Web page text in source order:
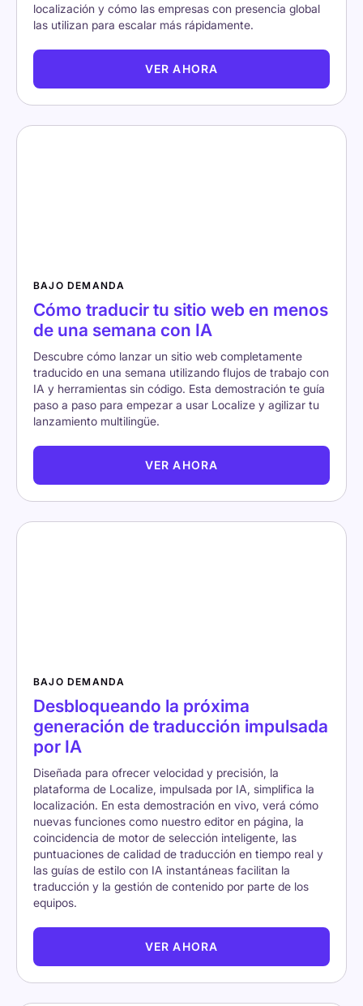
localización y cómo las empresas con presencia global
las utilizan para escalar más rápidamente.
VER AHORA
BAJO DEMANDA
Cómo traducir tu sitio web en menos
de una semana con IA
Descubre cómo lanzar un sitio web completamente
traducido en una semana utilizando flujos de trabajo con
IA y herramientas sin código. Esta demostración te guía
paso a paso para empezar a usar Localize y agilizar tu
lanzamiento multilingüe.
VER AHORA
BAJO DEMANDA
Desbloqueando la próxima
generación de traducción impulsada
por IA
Diseñada para ofrecer velocidad y precisión, la
plataforma de Localize, impulsada por IA, simplifica la
localización. En esta demostración en vivo, verá cómo
nuevas funciones como nuestro editor en página, la
coincidencia de motor de selección inteligente, las
puntuaciones de calidad de traducción en tiempo real y
las guías de estilo con IA instantáneas facilitan la
traducción y la gestión de contenido por parte de los
equipos.
VER AHORA